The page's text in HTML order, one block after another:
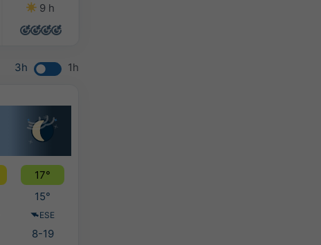
9 h
3h 1h
17°
15°
ESE
8-19